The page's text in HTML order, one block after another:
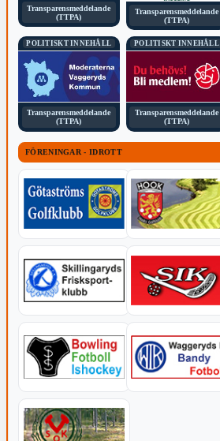
Transparensmeddelande
(TTPA)
Transparensmeddelande
(TTPA)
POLITISKT INNEHÅLL
Transparensmeddelande
(TTPA)
POLITISKT INNEHÅLL
Transparensmeddelande
(TTPA)
FÖRENINGAR - IDROTT